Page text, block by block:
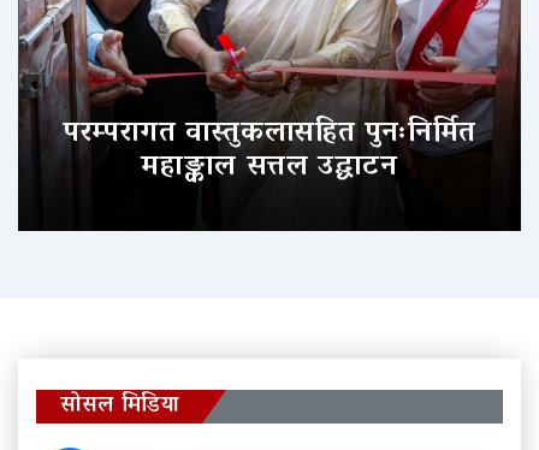
परम्परागत वास्तुकलासहित पुनःनिर्मित
महाङ्काल सत्तल उद्घाटन
सोसल मिडिया